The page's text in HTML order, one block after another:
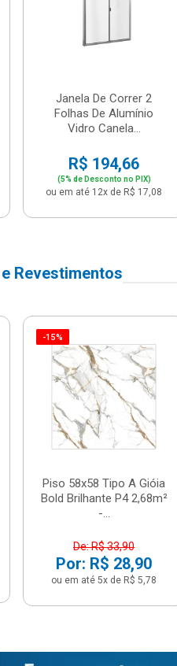
Janela De Correr 2
Folhas De Alumínio
Vidro Canela...
R$ 194,66
(5% de Desconto no PIX)
ou em até 12x de R$ 17,08
Revestimentos
-15%
Piso 58x58 Tipo A Gióia
Bold Brilhante P4 2,68m²
-...
De: R$ 33,90
Por: R$ 28,90
ou em até 5x de R$ 5,78